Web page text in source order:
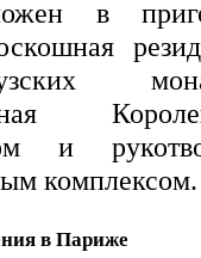
в
и
комплексом.
в Париже